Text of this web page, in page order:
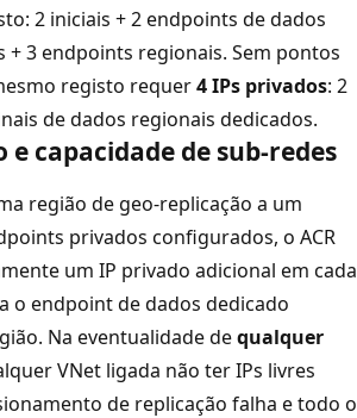
2 iniciais + 2 endpoints de dados
+ 3 endpoints regionais. Sem pontos
registo requer4 IPs privados: 2
de dados regionais dedicados.
e capacidade de sub-redes
região de geo-replicação a um
privados configurados, o ACR
um IP privado adicional em cada
o endpoint de dados dedicado
Na eventualidade dequalquer
VNet ligada não ter IPs livres
de replicação falha e todo o